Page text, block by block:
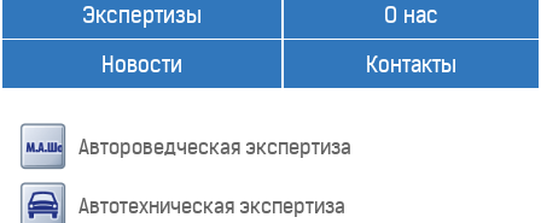
Экспертизы
Новости
О нас
Контакты
Автороведческая экспертиза
Автотехническая экспертиза